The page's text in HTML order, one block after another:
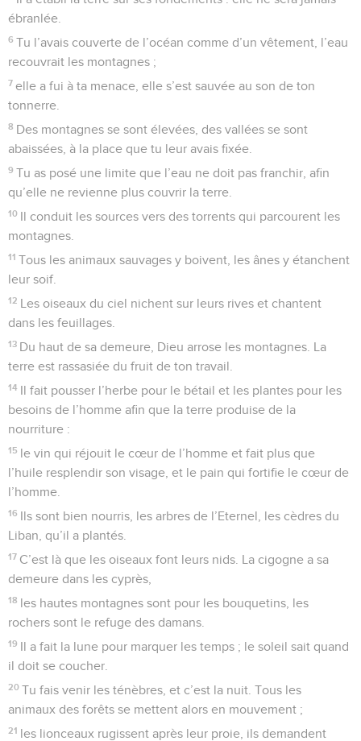
ébranlée.
6 Tu l’avais couverte de l’océan comme d’un vêtement, l’eau
recouvrait les montagnes ;
7 elle a fui à ta menace, elle s’est sauvée au son de ton
tonnerre.
8 Des montagnes se sont élevées, des vallées se sont
abaissées, à la place que tu leur avais fixée.
9 Tu as posé une limite que l’eau ne doit pas franchir, afin
qu’elle ne revienne plus couvrir la terre.
10 Il conduit les sources vers des torrents qui parcourent les
montagnes.
11 Tous les animaux sauvages y boivent, les ânes y étanchent
leur soif.
12 Les oiseaux du ciel nichent sur leurs rives et chantent
dans les feuillages.
13 Du haut de sa demeure, Dieu arrose les montagnes. La
terre est rassasiée du fruit de ton travail.
14 Il fait pousser l’herbe pour le bétail et les plantes pour les
besoins de l’homme afin que la terre produise de la
nourriture :
15 le vin qui réjouit le cœur de l’homme et fait plus que
l’huile resplendir son visage, et le pain qui fortifie le cœur de
l’homme.
16 Ils sont bien nourris, les arbres de l’Eternel, les cèdres du
Liban, qu’il a plantés.
17 C’est là que les oiseaux font leurs nids. La cigogne a sa
demeure dans les cyprès,
18 les hautes montagnes sont pour les bouquetins, les
rochers sont le refuge des damans.
19 Il a fait la lune pour marquer les temps ; le soleil sait quand
il doit se coucher.
20 Tu fais venir les ténèbres, et c’est la nuit. Tous les
animaux des forêts se mettent alors en mouvement ;
21 les lionceaux rugissent après leur proie, ils demandent